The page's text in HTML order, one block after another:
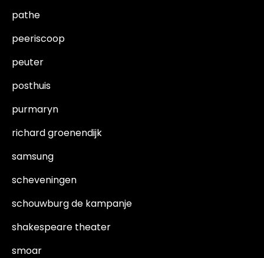
pathe
peeriscoop
peuter
posthuis
purmaryn
richard groenendijk
samsung
scheveningen
schouwburg de kampanje
shakespeare theater
smoar